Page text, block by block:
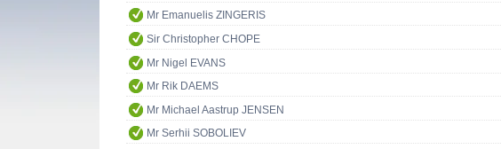
Mr Emanuelis ZINGERIS
Sir Christopher CHOPE
Mr Nigel EVANS
Mr Rik DAEMS
Mr Michael Aastrup JENSEN
Mr Serhii SOBOLIEV